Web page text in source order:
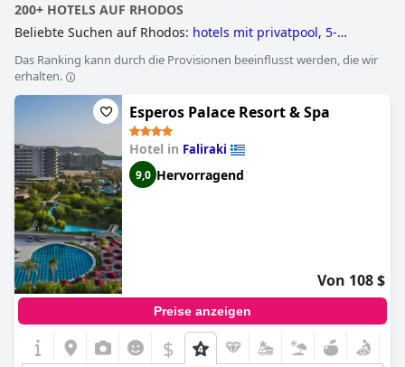
200+ HOTELS AUF RHODOS
Beliebte Suchen auf Rhodos: hotels mit privatpool, 5-
boutique-stil,hotels mit aquapark,hotels mit all inclusive
angeboten
luxushotels,hotels mit infinity-pool
3-sterne-hotels,hotels mit poolandgünstige
Das Ranking kann durch die Provisionen beeinflusst werden, die wir
erhalten.
Esperos Palace Resort & Spa
Hotel in Faliraki
9,0 Hervorragend
Von 108 $
Preise anzeigen
$